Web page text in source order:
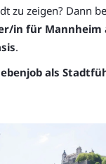
zu zeigen? Dann
in für Mannheim
.
als